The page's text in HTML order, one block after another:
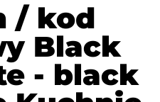
/ kod
Black
- black